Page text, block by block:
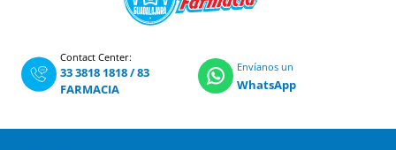
Contact Center:
33 3818 1818/83
FARMACIA
Envíanos un
WhatsApp